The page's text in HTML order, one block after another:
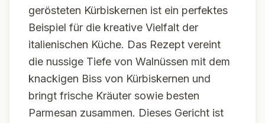
gerösteten Kürbiskernen ist ein perfektes
Beispiel für die kreative Vielfalt der
italienischen Küche. Das Rezept vereint
die nussige Tiefe von Walnüssen mit dem
knackigen Biss von Kürbiskernen und
bringt frische Kräuter sowie besten
Parmesan zusammen. Dieses Gericht ist